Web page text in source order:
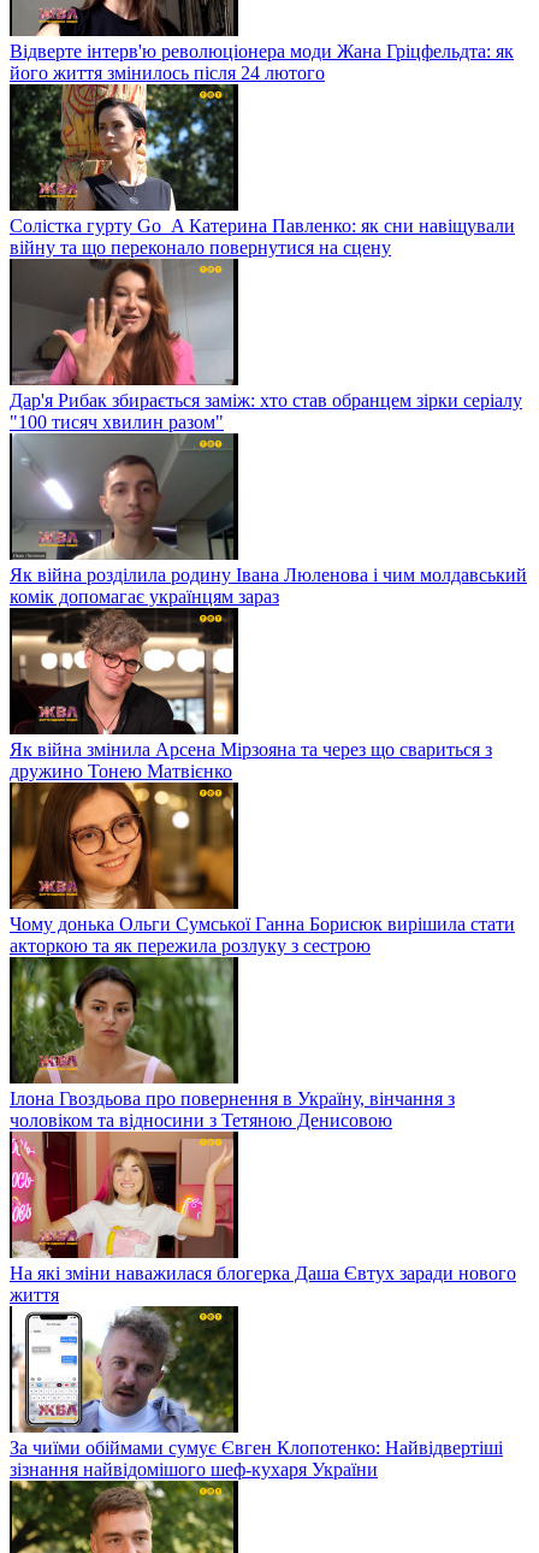
Відверте інтерв'ю революціонера моди Жана Гріцфельдта: як
його життя змінилось після 24 лютого
Солістка гурту Go_A Катерина Павленко: як сни навіщували
війну та що переконало повернутися на сцену
Дар'я Рибак збирається заміж: хто став обранцем зірки серіалу
"100 тисяч хвилин разом"
Як війна розділила родину Івана Люленова і чим молдавський
комік допомагає українцям зараз
Як війна змінила Арсена Мірзояна та через що свариться з
дружино Тонею Матвієнко
Чому донька Ольги Сумської Ганна Борисюк вирішила стати
акторкою та як пережила розлуку з сестрою
Ілона Гвоздьова про повернення в Україну, вінчання з
чоловіком та відносини з Тетяною Денисовою
На які зміни наважилася блогерка Даша Євтух заради нового
життя
За чиїми обіймами сумує Євген Клопотенко: Найвідвертіші
зізнання найвідомішого шеф-кухаря України